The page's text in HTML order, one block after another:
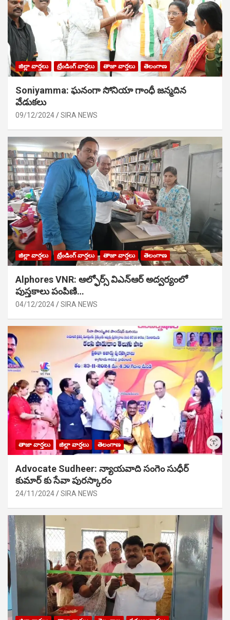
జిల్లా వార్తలు ట్రేండింగ్ వార్తలు తాజా వార్తలు తెలంగాణ
Soniyamma: ఘ‌నంగా సోనియా గాంధీ జ‌న్మ‌దిన
వేడుక‌లు
09/12/2024 SIRA NEWS
జిల్లా వార్తలు ట్రేండింగ్ వార్తలు తాజా వార్తలు తెలంగాణ
Alphores VNR: ఆల్ఫోర్స్ విఎన్ఆర్ అద్వర్యంలో
పుస్తకాలు పంపిణి…
04/12/2024 SIRA NEWS
తాజా వార్తలు జిల్లా వార్తలు తెలంగాణ
Advocate Sudheer: న్యాయవాది సంగెం సుధీర్
కుమార్ కు సేవా పురస్కారం
24/11/2024 SIRA NEWS